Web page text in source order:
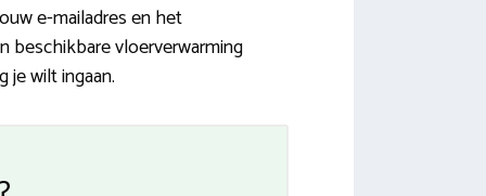
e-mailadres en het
beschikbare vloerverwarming
je wilt ingaan.